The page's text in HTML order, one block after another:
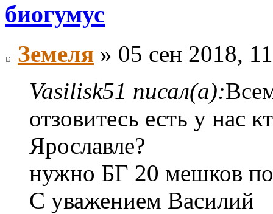
биогумус
Земеля » 05 сен 2018,
Vasilisk51 писал(а):
отзовитесь есть у нас
Ярославле?
нужно БГ 20 мешков
С уважением Василий